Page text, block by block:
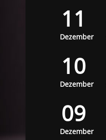
11
Dezember
10
Dezember
09
Dezember